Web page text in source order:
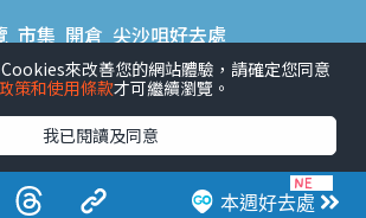
本週好去處
市集 開倉 尖沙咀好去處
好去處 荃灣好去處 旺角好去處 社會
氣活動推介 #美食社群熱話
#ULifestyle應用程式
#限時搶
來改善您的網站體驗，請確定您同意
策和使用條款才可繼續瀏覽。
我已閱讀及同意